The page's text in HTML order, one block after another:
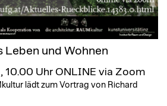
Leben und Wohnen
10.00 Uhr ONLINE via Zoom
lädt zum Vortrag von Richard